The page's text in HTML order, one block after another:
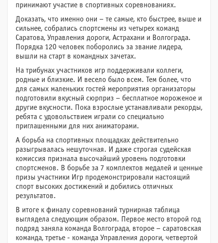
принимают участие в спортивных соревнованиях.
Доказать, что именно они – те самые, кто быстрее, выше и
сильнее, собрались спортсмены из четырех команд
Саратова, Управления дороги, Астрахани и Волгограда.
Порядка 120 человек поборолись за звание лидера,
вышли на старт в командных зачетах.
На трибунах участников игр поддерживали коллеги,
родные и близкие. И весело было всем. Тем более, что
для самых маленьких гостей мероприятия организаторы
подготовили вкусный сюрприз – бесплатное мороженое и
другие вкусности. Пока взрослые устанавливали рекорды,
ребята с удовольствием играли со специально
приглашенными для них аниматорами.
А борьба на спортивных площадках действительно
разыгрывалась нешуточная. И даже строгая судейская
комиссия признала высочайший уровень подготовки
спортсменов. В борьбе за 7 комплектов медалей и ценные
призы участники Игр продемонстрировали настоящий
спорт высоких достижений и добились отличных
результатов.
В итоге к финалу соревнований турнирная таблица
выглядела следующим образом. Первое место второй год
подряд заняла команда Волгограда, второе – саратовская
команда, третье - команда Управления дороги, четвертой